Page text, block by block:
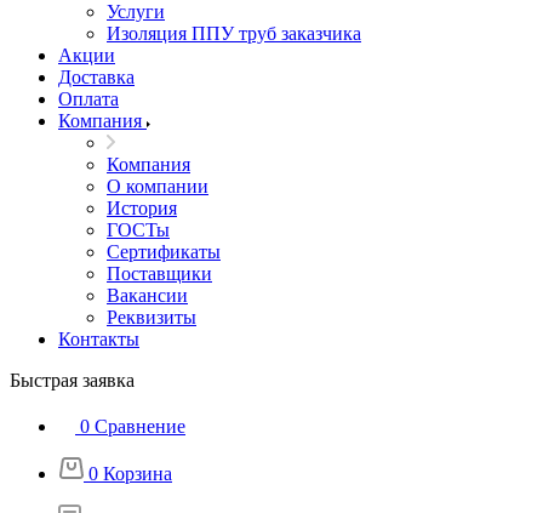
Услуги
Изоляция ППУ труб заказчика
Акции
Доставка
Оплата
Компания
Компания
О компании
История
ГОСТы
Сертификаты
Поставщики
Вакансии
Реквизиты
Контакты
Быстрая заявка
0 Сравнение
0 Корзина